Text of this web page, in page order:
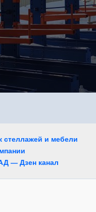
стеллажей и мебели
— Дзен канал